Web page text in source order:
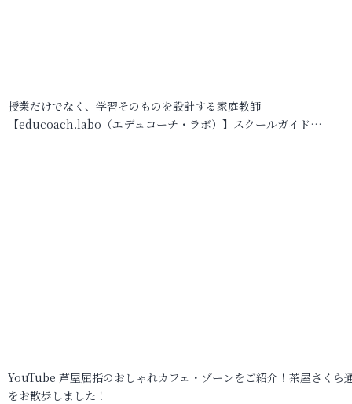
授業だけでなく、学習そのものを設計する家庭教師
【educoach.labo（エデュコーチ・ラボ）】スクールガイド…
YouTube 芦屋屈指のおしゃれカフェ・ゾーンをご紹介！茶屋さくら
をお散歩しました！